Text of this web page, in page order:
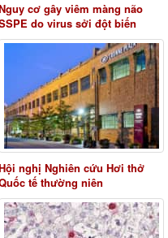
cơ gây viêm màng não
do virus sởi đột biến
nghị Nghiên cứu Hơi thở
tế thường niên